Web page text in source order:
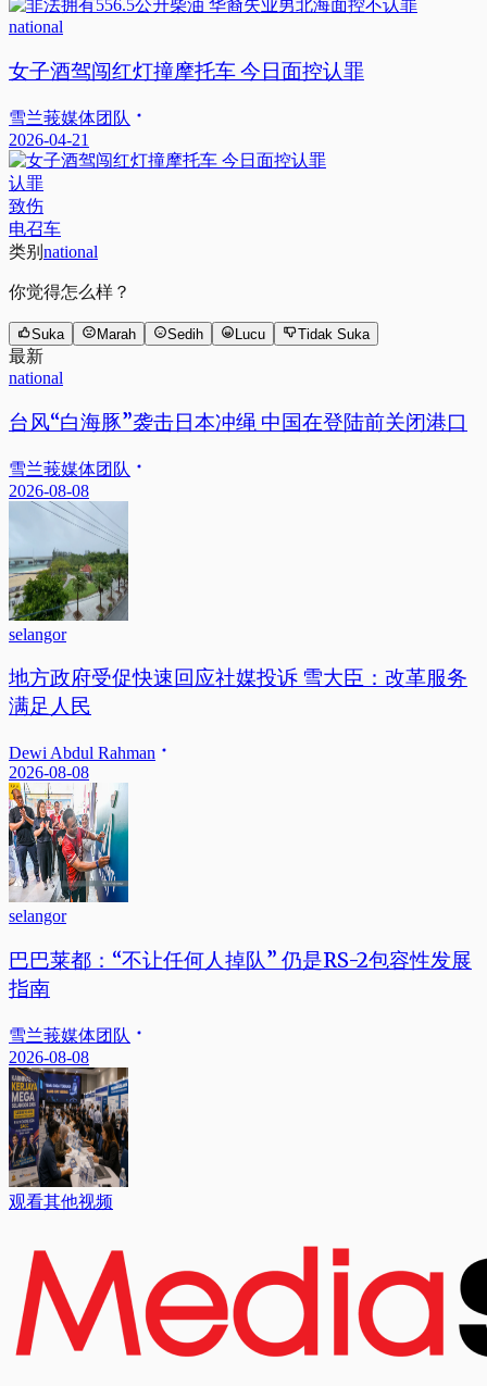
national
女子酒驾闯红灯撞摩托车 今日面控认罪
雪兰莪媒体团队
2026-04-21
认罪
致伤
电召车
类别 national
你觉得怎么样？
Suka Marah Sedih Lucu Tidak Suka
最新
national
台风“白海豚”袭击日本冲绳 中国在登陆前关闭港口
雪兰莪媒体团队
2026-08-08
selangor
地方政府受促快速回应社媒投诉 雪大臣：改革服务
满足人民
Dewi Abdul Rahman
2026-08-08
selangor
巴巴莱都：“不让任何人掉队” 仍是RS-2包容性发展
指南
雪兰莪媒体团队
2026-08-08
观看其他视频